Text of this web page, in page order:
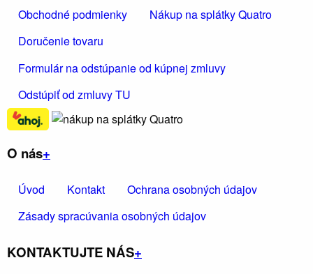
Obchodné podmienky
Nákup na splátky Quatro
Doručenie tovaru
Formulár na odstúpanie od kúpnej zmluvy
Odstúpiť od zmluvy TU
O nás+
Úvod Kontakt
Ochrana osobných údajov
Zásady spracúvania osobných údajov
KONTAKTUJTE NÁS+